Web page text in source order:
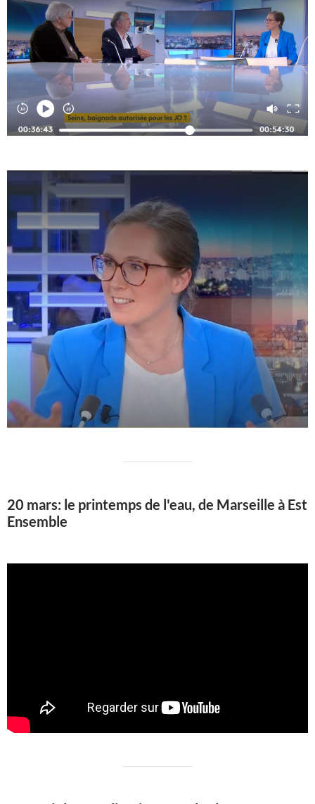
20 mars: le printemps de l'eau, de Marseille à Est
Ensemble